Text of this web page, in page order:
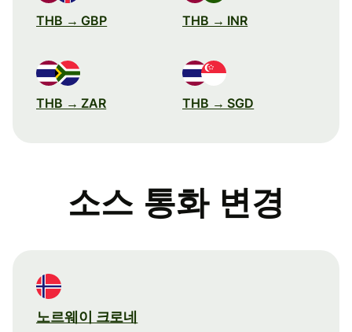
THB → GBP THB → INR
THB → ZAR THB → SGD
소스 통화 변경
노르웨이 크로네